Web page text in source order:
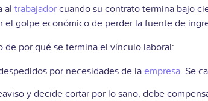
al trabajador cuando su contrato termina bajo
el golpe económico de perder la fuente de
por qué se termina el vínculo laboral:
por necesidades de la empresa. Se
y decide cortar por lo sano, debe